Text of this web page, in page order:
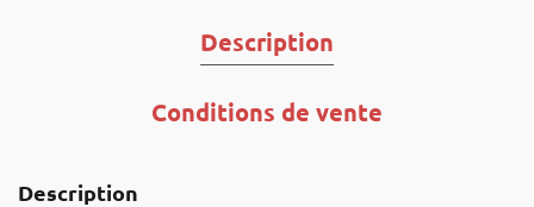
Description
Conditions de vente
Description